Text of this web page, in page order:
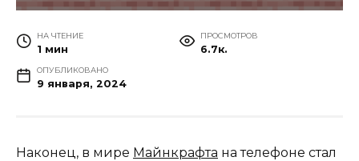
НА ЧТЕНИЕ
1 мин
ПРОСМОТРОВ
6.7к.
ОПУБЛИКОВАНО
9 января, 2024
Наконец, в мире Майнкрафта на телефоне стал